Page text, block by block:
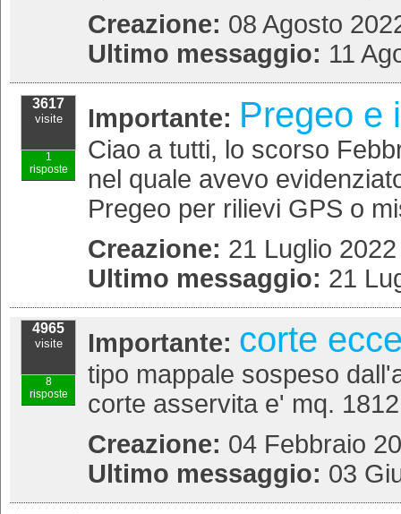
Creazione: 08 Agosto
Ultimo messaggio: 11
3617
visite
1
risposte
Importante: Pregeo e
Ciao a tutti, lo scorso
nel quale avevo
Pregeo per rilievi GPS o
Creazione: 21 Luglio
Ultimo messaggio: 21
4965
visite
8
risposte
Importante: corte
tipo mappale sospeso
corte asservita e' mq.
Creazione: 04 Febbraio
Ultimo messaggio: 03